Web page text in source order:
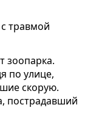
травмой
зоопарка.
по улице,
скорую.
пострадавший